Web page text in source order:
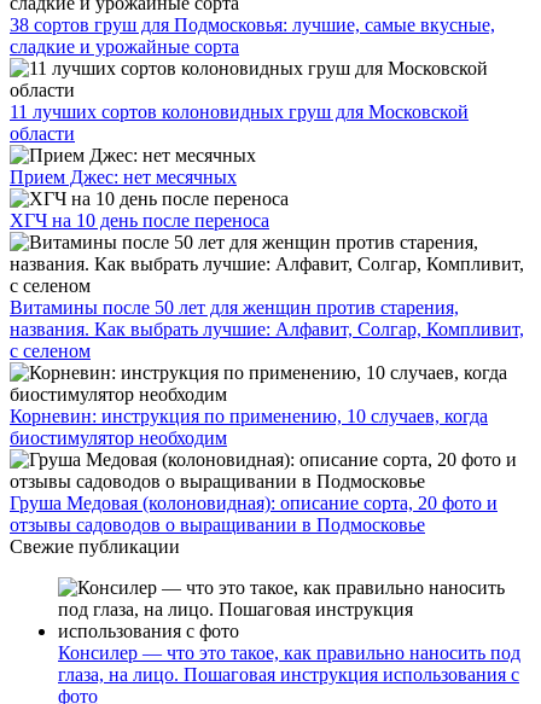
38 сортов груш для Подмосковья: лучшие, самые вкусные,
сладкие и урожайные сорта
11 лучших сортов колоновидных груш для Московской
области
Прием Джес: нет месячных
ХГЧ на 10 день после переноса
Витамины после 50 лет для женщин против старения,
названия. Как выбрать лучшие: Алфавит, Солгар, Компливит,
с селеном
Корневин: инструкция по применению, 10 случаев, когда
биостимулятор необходим
Груша Медовая (колоновидная): описание сорта, 20 фото и
отзывы садоводов о выращивании в Подмосковье
Свежие публикации
Консилер — что это такое, как правильно наносить под
глаза, на лицо. Пошаговая инструкция использования с
фото